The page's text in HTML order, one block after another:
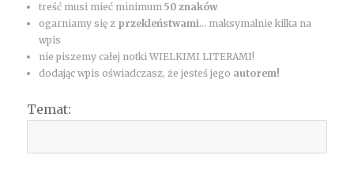
treść musi mieć minimum50 znaków
ogarniamy się z przekleństwami... maksymalnie kilka na
wpis
nie piszemy całej notki WIELKIMI LITERAMI!
dodając wpis oświadczasz, że jesteś jego autorem!
Temat: